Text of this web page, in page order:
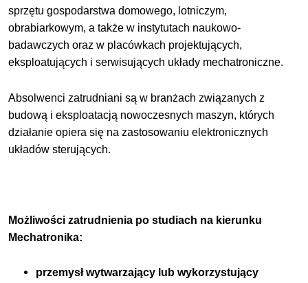
sprzętu gospodarstwa domowego, lotniczym,
obrabiarkowym, a także w instytutach naukowo-
badawczych oraz w placówkach projektujących,
eksploatujących i serwisujących układy mechatroniczne.
Absolwenci zatrudniani są w branżach związanych z
budową i eksploatacją nowoczesnych maszyn, których
działanie opiera się na zastosowaniu elektronicznych
układów sterujących.
Możliwości zatrudnienia po studiach na kierunku
Mechatronika:
przemysł wytwarzający lub wykorzystujący